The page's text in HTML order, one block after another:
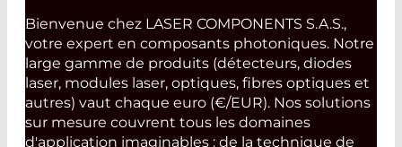
Bienvenue chez LASER COMPONENTS S.A.S.,
votre expert en composants photoniques. Notre
large gamme de produits (détecteurs, diodes
laser, modules laser, optiques, fibres optiques et
autres) vaut chaque euro (€/EUR). Nos solutions
sur mesure couvrent tous les domaines
d'application imaginables : de la technique de